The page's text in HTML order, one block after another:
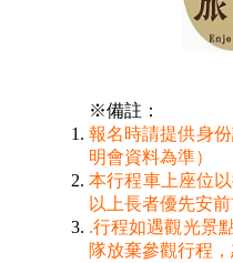
※備註：
報名時請提供身
明會資料為準）
本行程車上座位
以上長者優先安
.行程如遇觀光景
隊放棄參觀行程，